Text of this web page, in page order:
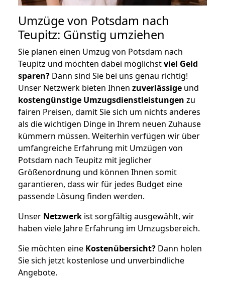
Umzüge von Potsdam nach
Teupitz: Günstig umziehen
Sie planen einen Umzug von Potsdam nach
Teupitz und möchten dabei möglichstviel Geld
sparen? Dann sind Sie bei uns genau richtig!
Unser Netzwerk bieten Ihnen zuverlässige und
kostengünstige Umzugsdienstleistungen zu
fairen Preisen, damit Sie sich um nichts anderes
als die wichtigen Dinge in Ihrem neuen Zuhause
kümmern müssen. Weiterhin verfügen wir über
umfangreiche Erfahrung mit Umzügen von
Potsdam nach Teupitz mit jeglicher
Größenordnung und können Ihnen somit
garantieren, dass wir für jedes Budget eine
passende Lösung finden werden.
Unser Netzwerk ist sorgfältig ausgewählt, wir
haben viele Jahre Erfahrung im Umzugsbereich.
Sie möchten eine Kostenübersicht? Dann holen
Sie sich jetzt kostenlose und unverbindliche
Angebote.